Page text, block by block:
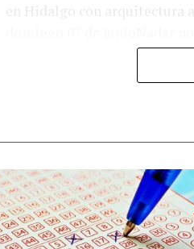
en Hidalgo con arquitectura
opciones de
presencia de personas es
vas a encontrar playas más
Lo que no puedes dejar de
Paseo en lancha por el río
Playa Norte